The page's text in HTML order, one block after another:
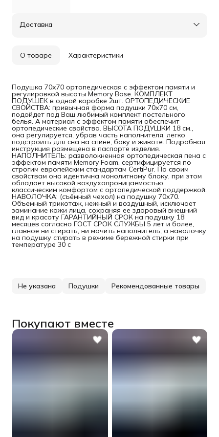
Доставка
О товаре Характеристики
Подушка 70х70 ортопедическая с эффектом памяти и
регулировкой высоты Memory Base. КОМПЛЕКТ
ПОДУШЕК в одной коробке 2шт. ОРТОПЕДИЧЕСКИЕ
СВОЙСТВА: привычная форма подушки 70х70 см,
подойдет под Ваш любимый комплект постельного
белья. А материал с эффектом памяти обеспечит
ортопедические свойства. ВЫСОТА ПОДУШКИ 18 см.,
она регулируется, убрав часть наполнителя, легко
подстроить для сна на спине, боку и животе. Подробная
инструкция размещена в паспорте изделия.
НАПОЛНИТЕЛЬ: разволокненная ортопедическая пена с
эффектом памяти Memory Foam, сертифицируется по
строгим европейским стандартам CertiPur. По своим
свойствам она идентична монолитному блоку, при этом
обладает высокой воздухопроницаемостью,
классическим комфортом с ортопедической поддержкой.
НАВОЛОЧКА: (съёмный чехол) на подушку 70х70.
Объемный трикотаж, нежный и воздушный, исключает
заминание кожи лица, сохраняя её здоровый внешний
вид и красоту ГАРАНТИЙНЫЙ СРОК на подушку 18
месяцев согласно ГОСТ СРОК СЛУЖБЫ 5 лет и более,
главное ни стирать, ни мочить наполнитель, а наволочку
на подушку стирать в режиме бережной стирки при
температуре 30 с
Не указана Подушки Рекомендованные товары
Покупают вместе